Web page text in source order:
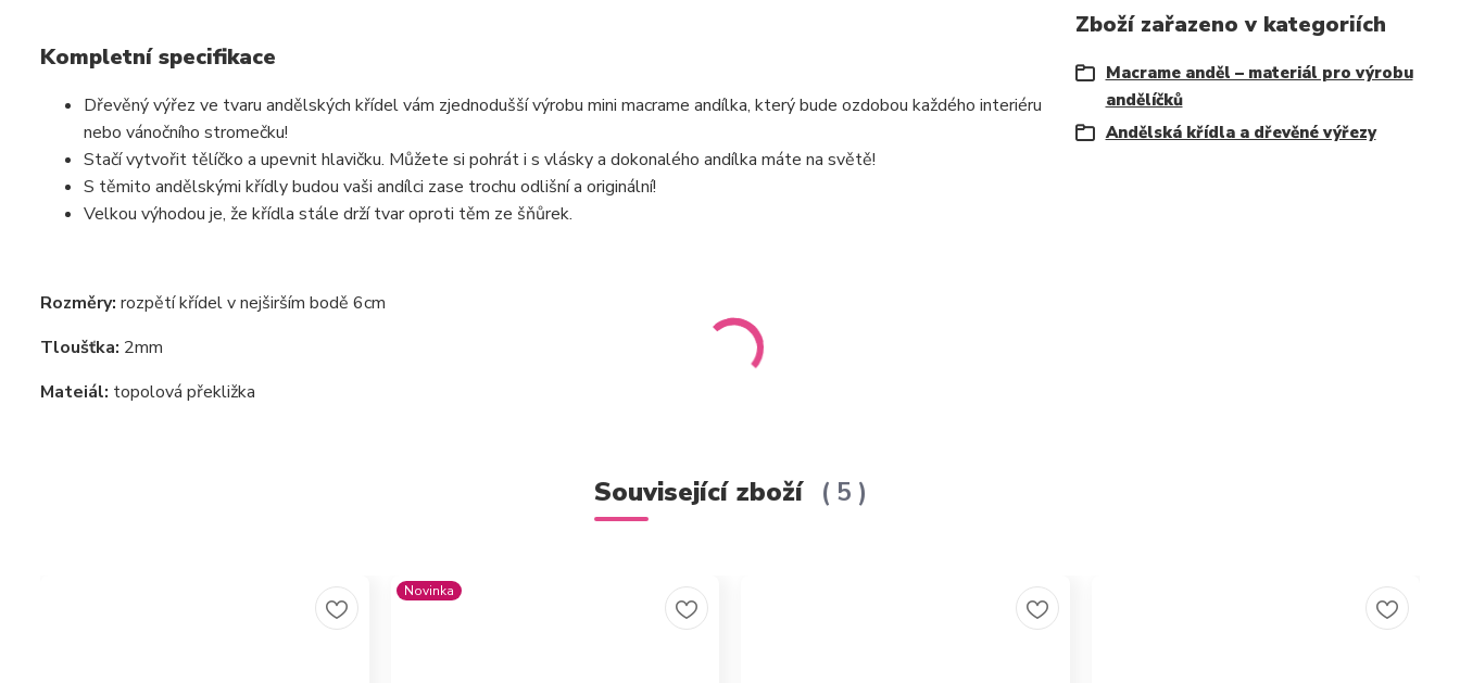
Kompletní specifikace
Dřevěný výřez ve tvaru andělských křídel vám zjednodušší výrobu mini macrame andílka, který bude ozdobou každého interiéru
nebo vánočního stromečku!
Stačí vytvořit tělíčko a upevnit hlavičku. Můžete si pohrát i s vlásky a dokonalého andílka máte na světě!
S těmito andělskými křídly budou vaši andílci zase trochu odlišní a originální!
Velkou výhodou je, že křídla stále drží tvar oproti těm ze šňůrek.
Rozměry: rozpětí křídel v nejširším bodě 6cm
Tloušťka: 2mm
Mateiál: topolová překližka
Zboží zařazeno v kategoriích
Macrame anděl – materiál pro výrobu
andělíčků
Andělská křídla a dřevěné výřezy
Související zboží 5
Novinka